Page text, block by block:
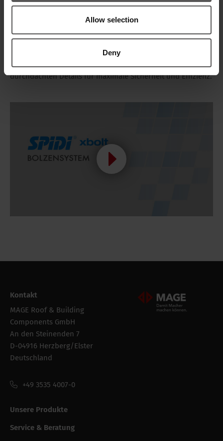
Allow selection
Deny
SPIDI xboltsteht für eine einfache, sichere und flexible
Befestigung von Metallkassetten.
Universell einsetzbar für sichtbare und verdeckte Lösungen,
ermöglicht das System eine schnelle, präzise Montage bei
gleichzeitig hoher Tragfähigkeit – dank Edelstahlbolzen und
durchdachten Details für maximale Sicherheit und Effizienz.
Mageroof Logo Footer
Kontakt
MAGE Roof & Building
Components GmbH
An den Steinenden 7
D-04916 Herzberg/Elster
Deutschland
+49 3535 4007-0
Unsere Produkte
Service & Beratung